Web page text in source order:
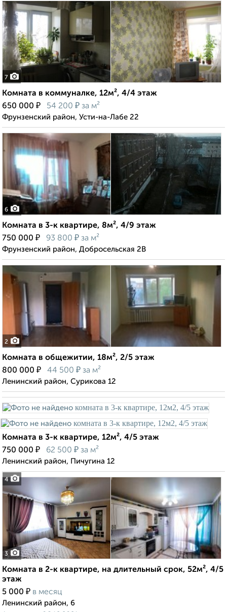
7
Комната в коммуналке, 12м², 4/4 этаж
650 000 ₽ 54 200 ₽ за м²
Фрунзенский район, Усти-на-Лабе 22
6
Комната в 3-к квартире, 8м², 4/9 этаж
750 000 ₽ 93 800 ₽ за м²
Фрунзенский район, Добросельская 2В
2
Комната в общежитии, 18м², 2/5 этаж
800 000 ₽ 44 500 ₽ за м²
Ленинский район, Сурикова 12
4
Комната в 3-к квартире, 12м², 4/5 этаж
750 000 ₽ 62 500 ₽ за м²
Ленинский район, Пичугина 12
3
Комната в 2-к квартире, на длительный срок, 52м², 4/5
этаж
5 000 ₽ в месяц
Ленинский район, 6